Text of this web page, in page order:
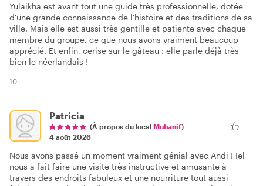
Yulaikha est avant tout une guide très professionnelle, dotée
d'une grande connaissance de l'histoire et des traditions de sa
ville. Mais elle est aussi très gentille et patiente avec chaque
membre du groupe, ce que nous avons vraiment beaucoup
apprécié. Et enfin, cerise sur le gâteau : elle parle déjà très
bien le néerlandais !
10
Patricia
(À propos du local Muhanif)
4 août 2026
Nous avons passé un moment vraiment génial avec Andi ! Iel
nous a fait faire une visite très instructive et amusante à
travers des endroits fabuleux et une nourriture tout aussi